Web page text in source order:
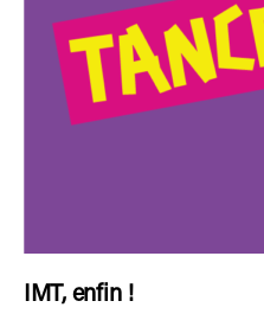
IMT, enfin !